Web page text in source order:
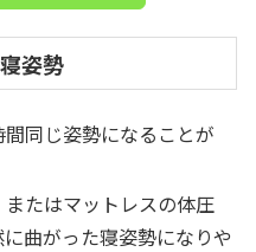
姿勢
同じ姿勢になることが
たはマットレスの体圧
曲がった寝姿勢になりや